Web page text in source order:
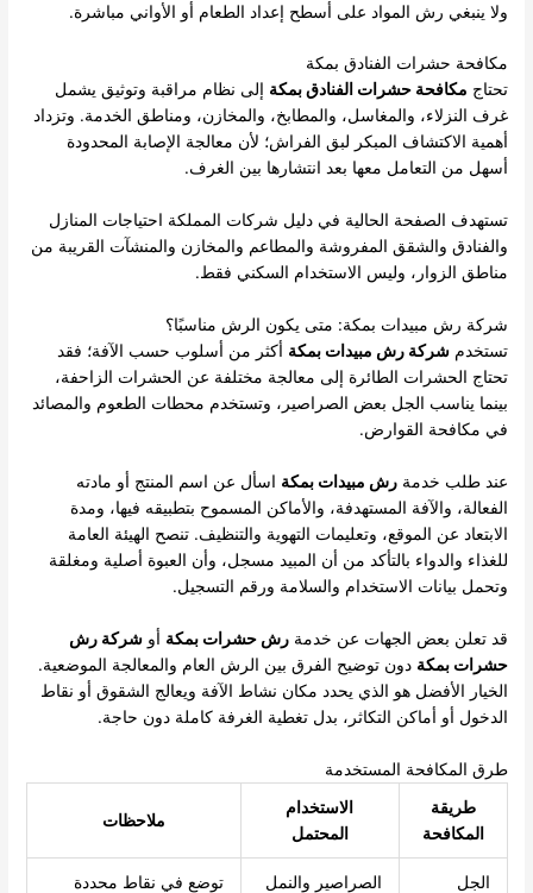
ولا ينبغي رش المواد على أسطح إعداد الطعام أو الأواني مباشرة.
مكافحة حشرات الفنادق بمكة
تحتاج مكافحة حشرات الفنادق بمكة إلى نظام مراقبة وتوثيق يشمل
غرف النزلاء، والمغاسل، والمطابخ، والمخازن، ومناطق الخدمة. وتزداد
أهمية الاكتشاف المبكر لبق الفراش؛ لأن معالجة الإصابة المحدودة
أسهل من التعامل معها بعد انتشارها بين الغرف.
تستهدف الصفحة الحالية في دليل شركات المملكة احتياجات المنازل
والفنادق والشقق المفروشة والمطاعم والمخازن والمنشآت القريبة من
مناطق الزوار، وليس الاستخدام السكني فقط.
شركة رش مبيدات بمكة: متى يكون الرش مناسبًا؟
تستخدمشركة رش مبيدات بمكة أكثر من أسلوب حسب الآفة؛ فقد
تحتاج الحشرات الطائرة إلى معالجة مختلفة عن الحشرات الزاحفة،
بينما يناسب الجل بعض الصراصير، وتستخدم محطات الطعوم والمصائد
في مكافحة القوارض.
عند طلب خدمةرش مبيدات بمكة اسأل عن اسم المنتج أو مادته
الفعالة، والآفة المستهدفة، والأماكن المسموح بتطبيقه فيها، ومدة
الابتعاد عن الموقع، وتعليمات التهوية والتنظيف. تنصح الهيئة العامة
للغذاء والدواء بالتأكد من أن المبيد مسجل، وأن العبوة أصلية ومغلقة
وتحمل بيانات الاستخدام والسلامة ورقم التسجيل.
قد تعلن بعض الجهات عن خدمةرش حشرات بمكة أوشركة رش
حشرات بمكة دون توضيح الفرق بين الرش العام والمعالجة الموضعية.
الخيار الأفضل هو الذي يحدد مكان نشاط الآفة ويعالج الشقوق أو نقاط
الدخول أو أماكن التكاثر، بدل تغطية الغرفة كاملة دون حاجة.
طرق المكافحة المستخدمة
طريقة
المكافحة
الاستخدام
المحتمل
ملاحظات
الجل
الصراصير والنمل
توضع في نقاط محددة